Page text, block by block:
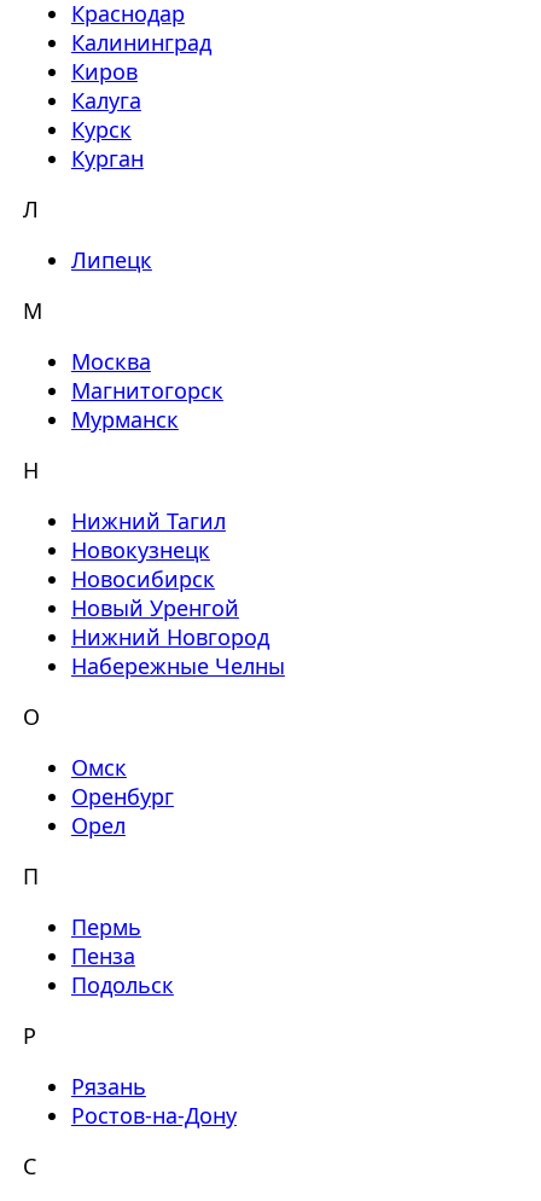
Краснодар
Калининград
Киров
Калуга
Курск
Курган
Л
Липецк
М
Москва
Магнитогорск
Мурманск
Н
Нижний Тагил
Новокузнецк
Новосибирск
Новый Уренгой
Нижний Новгород
Набережные Челны
О
Омск
Оренбург
Орел
П
Пермь
Пенза
Подольск
Р
Рязань
Ростов-на-Дону
С